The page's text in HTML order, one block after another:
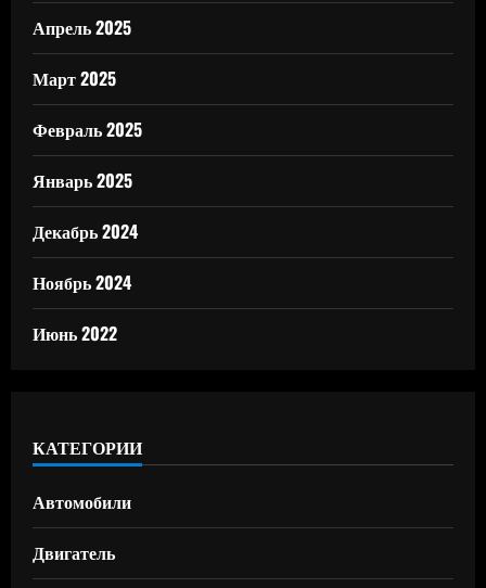
Апрель 2025
Март 2025
Февраль 2025
Январь 2025
Декабрь 2024
Ноябрь 2024
Июнь 2022
КАТЕГОРИИ
Автомобили
Двигатель